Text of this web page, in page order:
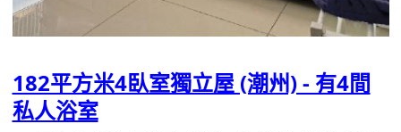
182平方米4臥室獨立屋 (潮州) - 有4間
私人浴室